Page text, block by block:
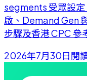
segments 受眾設
啟、Demand Gen
步驟及香港 CPC 參
2026年7月30日閱